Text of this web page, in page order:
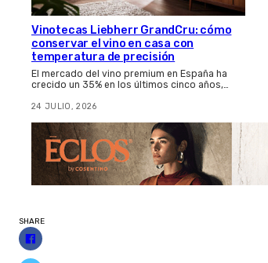
Vinotecas Liebherr GrandCru: cómo
conservar el vino en casa con
temperatura de precisión
El mercado del vino premium en España ha
crecido un 35% en los últimos cinco años,…
24 JULIO, 2026
SHARE